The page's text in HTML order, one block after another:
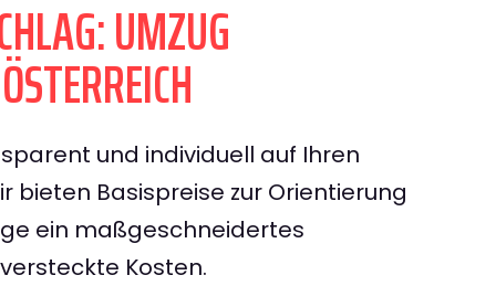
UMZUG
und individuell auf Ihren
bieten Basispreise zur Orientierung
ein maßgeschneidertes
Kosten.